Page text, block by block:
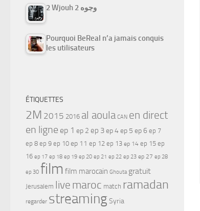
2 Wjouh 2 وجوه
Pourquoi BeReal n’a jamais conquis
les utilisateurs
ÉTIQUETTES
2M 2015 2016 al aoula CAN en direct
en ligne ep 1 ep 2 ep 3ep 4ep 5 ep 6 ep 7
ep 8 ep 9 ep 10 ep 11 ep 12 ep 13 ep 14 ep 15 ep
16 ep 17 ep 18 ep 19 ep 20 ep 21 ep 22 ep 23 ep 27 ep 28
ep 30 film film marocain Ghouta gratuit
Jerusalem live maroc match ramadan
regarder streamingSyria